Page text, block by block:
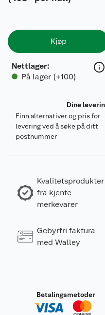
Kjøp
Nettlager:
På lager (+100)
Dine
Finn alternativer og pris for
levering ved å søke på ditt
postnummer
Kvalitetsprodukter
fra kjente
merkevarer
Gebyrfri faktura
med Walley
Betalingsmetoder